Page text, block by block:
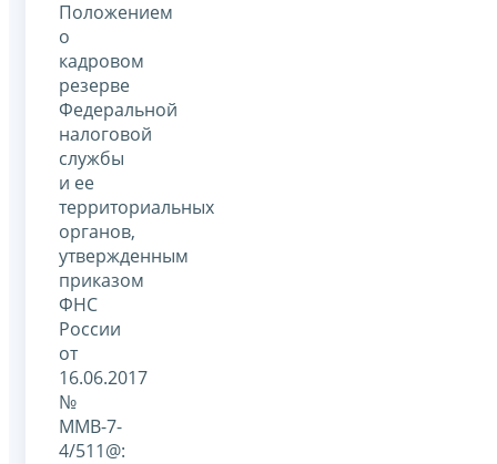
Положением
о
кадровом
резерве
Федеральной
налоговой
службы
и ее
территориальных
органов,
утвержденным
приказом
ФНС
России
от
16.06.2017
№
ММВ-7-
4/511@: